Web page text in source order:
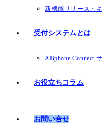
新機能リリース・
受付システムとは
ABphone Connect
お役立ちコラム
お問い合せ